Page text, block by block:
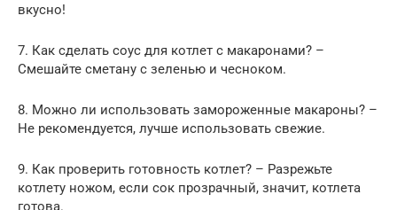
вкусно!
7. Как сделать соус для котлет с макаронами? –
Смешайте сметану с зеленью и чесноком.
8. Можно ли использовать замороженные макароны? –
Не рекомендуется, лучше использовать свежие.
9. Как проверить готовность котлет? – Разрежьте
котлету ножом, если сок прозрачный, значит, котлета
готова.